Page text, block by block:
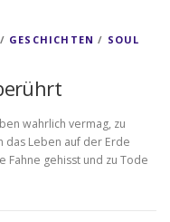
/ GESCHICHTEN / SOUL
wahrlich vermag, zu
das Leben auf der Erde
Fahne gehisst und zu Tode